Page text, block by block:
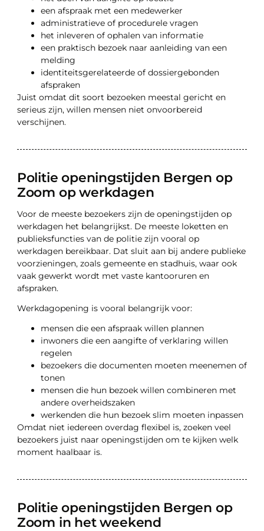
een afspraak met een medewerker
administratieve of procedurele vragen
het inleveren of ophalen van informatie
een praktisch bezoek naar aanleiding van een
melding
identiteitsgerelateerde of dossiergebonden
afspraken
Juist omdat dit soort bezoeken meestal gericht en
serieus zijn, willen mensen niet onvoorbereid
verschijnen.
Politie openingstijden Bergen op
Zoom op werkdagen
Voor de meeste bezoekers zijn de openingstijden op
werkdagen het belangrijkst. De meeste loketten en
publieksfuncties van de politie zijn vooral op
werkdagen bereikbaar. Dat sluit aan bij andere publieke
voorzieningen, zoals gemeente en stadhuis, waar ook
vaak gewerkt wordt met vaste kantooruren en
afspraken.
Werkdagopening is vooral belangrijk voor:
mensen die een afspraak willen plannen
inwoners die een aangifte of verklaring willen
regelen
bezoekers die documenten moeten meenemen of
tonen
mensen die hun bezoek willen combineren met
andere overheidszaken
werkenden die hun bezoek slim moeten inpassen
Omdat niet iedereen overdag flexibel is, zoeken veel
bezoekers juist naar openingstijden om te kijken welk
moment haalbaar is.
Politie openingstijden Bergen op
Zoom in het weekend